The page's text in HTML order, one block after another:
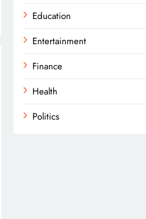
Education
Entertainment
Finance
Health
Politics